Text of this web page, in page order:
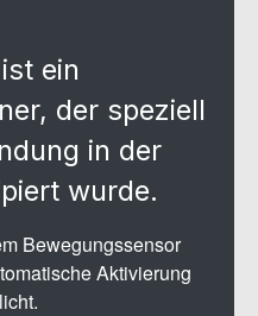
ein
der speziell
in der
wurde.
Bewegungssensor
Aktivierung